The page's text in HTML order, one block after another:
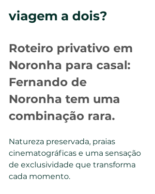
viagem a dois?
Roteiro privativo em
Noronha para casal:
Fernando de
Noronha tem uma
combinação rara.
Natureza preservada, praias
cinematográficas e uma sensação
de exclusividade que transforma
cada momento.